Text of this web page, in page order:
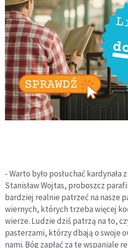
- Warto było posłuchać kardynała
Stanisław Wojtas, proboszcz
bardziej realnie patrzeć na nasze
wiernych, których trzeba więcej
wierze. Ludzie dziś patrzą na to,
pasterzami, którzy dbają o swoje
nami. Bóg zapłać za te wspaniale